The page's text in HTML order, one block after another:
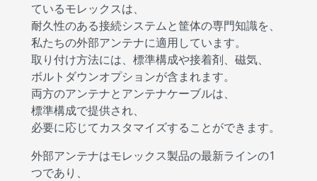
ているモレックスは、
耐久性のある接続システムと筐体の専門知識を、
私たちの外部アンテナに適用しています。
取り付け方法には、標準構成や接着剤、磁気、
ボルトダウンオプションが含まれます。
両方のアンテナとアンテナケーブルは、
標準構成で提供され、
必要に応じてカスタマイズすることができます。
外部アンテナはモレックス製品の最新ラインの1
つであり、